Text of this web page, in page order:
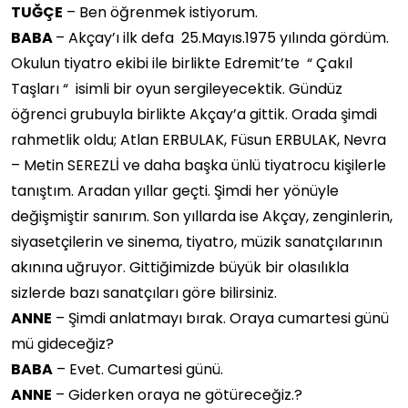
TUĞÇE – Ben öğrenmek istiyorum.
BABA– Akçay’ı ilk defa 25.Mayıs.1975 yılında gördüm.
Okulun tiyatro ekibi ile birlikte Edremit’te “ Çakıl
Taşları “ isimli bir oyun sergileyecektik. Gündüz
öğrenci grubuyla birlikte Akçay’a gittik. Orada şimdi
rahmetlik oldu; Atlan ERBULAK, Füsun ERBULAK, Nevra
– Metin SEREZLİ ve daha başka ünlü tiyatrocu kişilerle
tanıştım. Aradan yıllar geçti. Şimdi her yönüyle
değişmiştir sanırım. Son yıllarda ise Akçay, zenginlerin,
siyasetçilerin ve sinema, tiyatro, müzik sanatçılarının
akınına uğruyor. Gittiğimizde büyük bir olasılıkla
sizlerde bazı sanatçıları göre bilirsiniz.
ANNE – Şimdi anlatmayı bırak. Oraya cumartesi günü
mü gideceğiz?
BABA – Evet. Cumartesi günü.
ANNE – Giderken oraya ne götüreceğiz.?